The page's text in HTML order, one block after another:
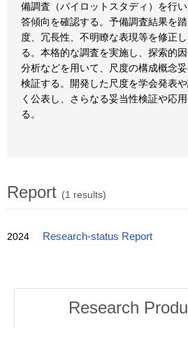
備調査（パイロットスタディ）を行
答傾向を確認する。予備調査結果を
度、冗長性、不明瞭な表現等を修正
る。本格的な調査を実施し、探索的
分析などを用いて、尺度の構成概念
検証する。開発した尺度を学会発表
く公表し、さらなる妥当性検証や応
る。
Report (1 results)
2024 Research-status Report
Research